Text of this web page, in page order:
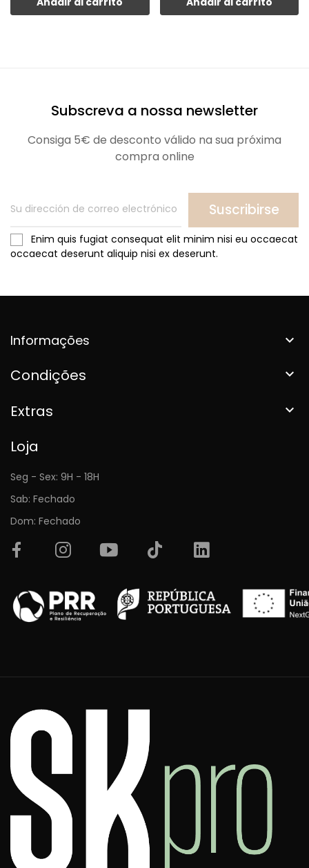
Subscreva a nossa newsletter
Consiga 5€ de desconto válido na sua próxima
compra online
Suscribirse
Enim quis fugiat consequat elit minim nisi eu occaecat
occaecat deserunt aliquip nisi ex deserunt.
Informações 
Condições 
Extras 
Loja
Seg - Sex: 9H - 18H
Sab: Fechado
Dom: Fechado